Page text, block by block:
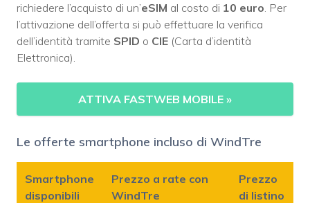
richiedere l’acquisto di un’eSIM al costo di 10 euro. Per
l’attivazione dell’offerta si può effettuare la verifica
dell’identità tramite SPID o CIE (Carta d’identità
Elettronica).
ATTIVA FASTWEB MOBILE »
Le offerte smartphone incluso di WindTre
Smartphone
disponibili
Prezzo a rate con
WindTre
Prezzo
di listino